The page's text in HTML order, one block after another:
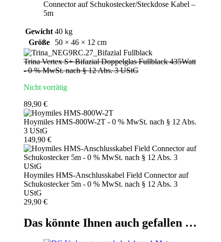
Connector auf Schukostecker/Steckdose Kabel –
5m
Gewicht 40 kg
Größe
50 × 46 × 12 cm
Trina Vertex S+ Bifazial Doppelglas Fullblack 435Watt
- 0 % MwSt. nach § 12 Abs. 3 UStG
Nicht vorrätig
89,90 €
Hoymiles HMS-800W-2T - 0 % MwSt. nach § 12 Abs.
3 UStG
149,90 €
Hoymiles HMS-Anschlusskabel Field Connector auf
Schukostecker 5m - 0 % MwSt. nach § 12 Abs. 3
UStG
29,90 €
Das könnte Ihnen auch gefallen …